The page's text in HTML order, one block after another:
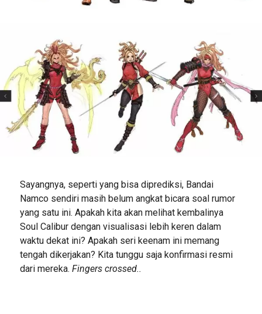
Sayangnya, seperti yang bisa diprediksi, Bandai
Namco sendiri masih belum angkat bicara soal rumor
yang satu ini. Apakah kita akan melihat kembalinya
Soul Calibur dengan visualisasi lebih keren dalam
waktu dekat ini? Apakah seri keenam ini memang
tengah dikerjakan? Kita tunggu saja konfirmasi resmi
dari mereka. Fingers crossed..